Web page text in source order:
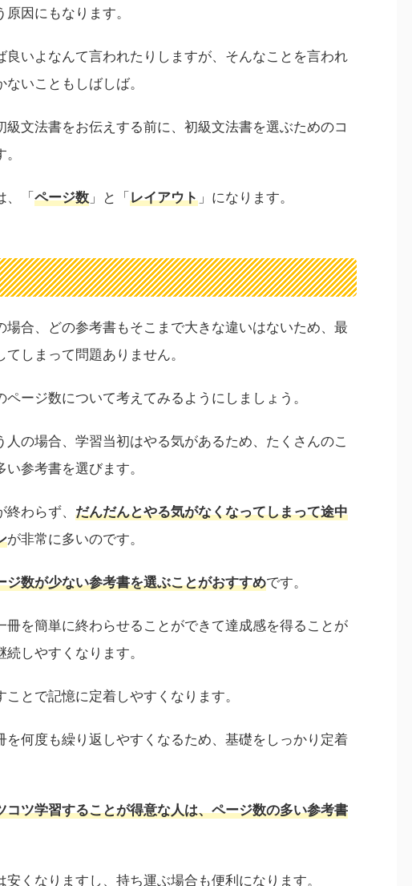
因にもなります。
良いよなんて言われたりしますが、そんなことを言われ
いこともしばしば。
級文法書をお伝えする前に、初級文法書を選ぶためのコ
、「ページ数 」と「レイアウト 」になります。
場合、どの参考書もそこまで大きな違いはないため、最
しまって問題ありません。
ージ数について考えてみるようにしましょう。
の場合、学習当初はやる気があるため、たくさんのこ
参考書を選びます。
わらず、 だんだんとやる気がなくなってしまって途中
が非常に多いのです。
ジ数が少ない参考書を選ぶことがおすすめです。
を簡単に終わらせることができて達成感を得ることが
しやすくなります。
とで記憶に定着しやすくなります。
何度も繰り返しやすくなるため、基礎をしっかり定着
コツ学習することが得意な人は、ページ数の多い参考書
くなりますし、持ち運ぶ場合も便利になります。